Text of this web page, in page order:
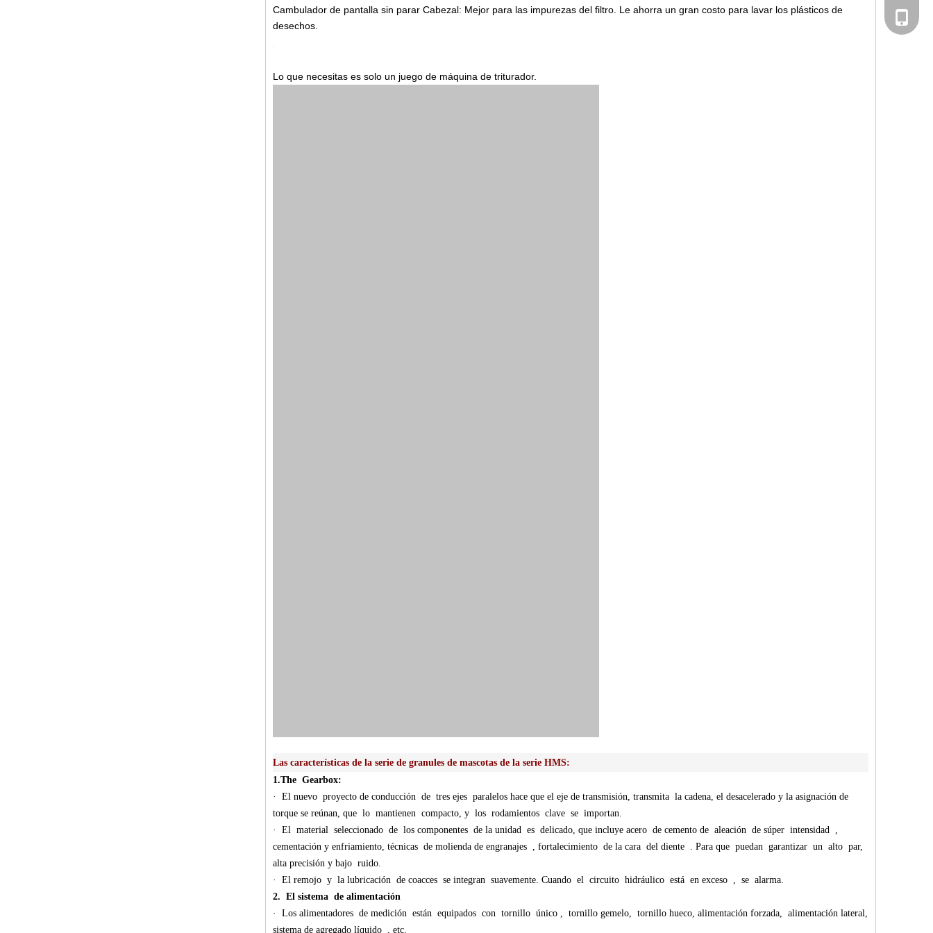
Cambulador de pantalla sin parar Cabezal: Mejor para las impurezas del filtro. Le ahorra un gran costo para lavar los plásticos de
desechos.
Lo que necesitas es solo un juego de máquina de triturador.
Las características de la serie de granules de mascotas de la serie HMS:
1.The Gearbox:
· El nuevo proyecto de conducción de tres ejes paralelos hace que el eje de transmisión, transmita la cadena, el desacelerado y la asignación de
torque se reúnan, que lo mantienen compacto, y los rodamientos clave se importan.
· El material seleccionado de los componentes de la unidad es delicado, que incluye acero de cemento de aleación de súper intensidad ,
cementación y enfriamiento, técnicas de molienda de engranajes , fortalecimiento de la cara del diente . Para que puedan garantizar un alto par,
alta precisión y bajo ruido.
· El remojo y la lubricación de coacces se integran suavemente. Cuando el circuito hidráulico está en exceso , se alarma.
2. El sistema de alimentación
· Los alimentadores de medición están equipados con tornillo único , tornillo gemelo, tornillo hueco, alimentación forzada, alimentación lateral,
sistema de agregado líquido , etc.
+ 86-